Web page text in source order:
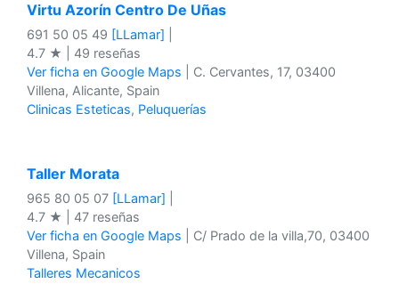
Virtu Azorín Centro De Uñas
691 50 05 49 [LLamar]
4.7 ★ | 49 reseñas
Ver ficha en Google Maps | C. Cervantes, 17, 03400
Villena, Alicante, Spain
Clinicas Esteticas, Peluquerías
Taller Morata
965 80 05 07 [LLamar]
4.7 ★ | 47 reseñas
Ver ficha en Google Maps | C/ Prado de la villa,70, 03400
Villena, Spain
Talleres Mecanicos